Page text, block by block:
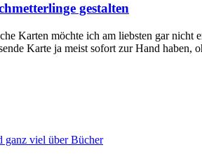
gestalten
Karten möchte ich am liebsten gar
Karte ja meist sofort zur Hand haben,
ganz viel über Bücher